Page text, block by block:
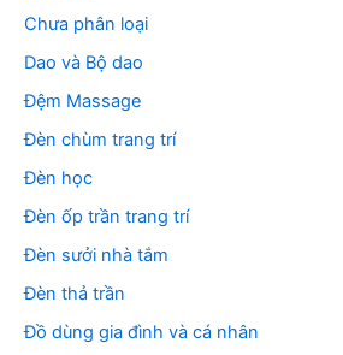
Chưa phân loại
Dao và Bộ dao
Đệm Massage
Đèn chùm trang trí
Đèn học
Đèn ốp trần trang trí
Đèn sưởi nhà tắm
Đèn thả trần
Đồ dùng gia đình và cá nhân